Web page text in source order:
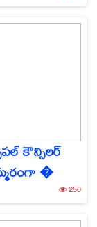
కౌన్సిలర్
�
250